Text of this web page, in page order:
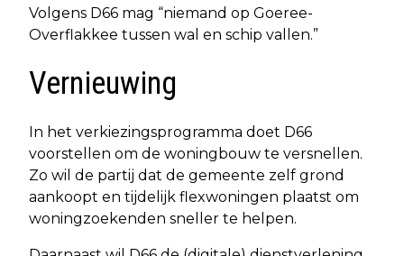
Volgens D66 mag “niemand op Goeree-
Overflakkee tussen wal en schip vallen.”
Vernieuwing
In het verkiezingsprogramma doet D66
voorstellen om de woningbouw te versnellen.
Zo wil de partij dat de gemeente zelf grond
aankoopt en tijdelijk flexwoningen plaatst om
woningzoekenden sneller te helpen.